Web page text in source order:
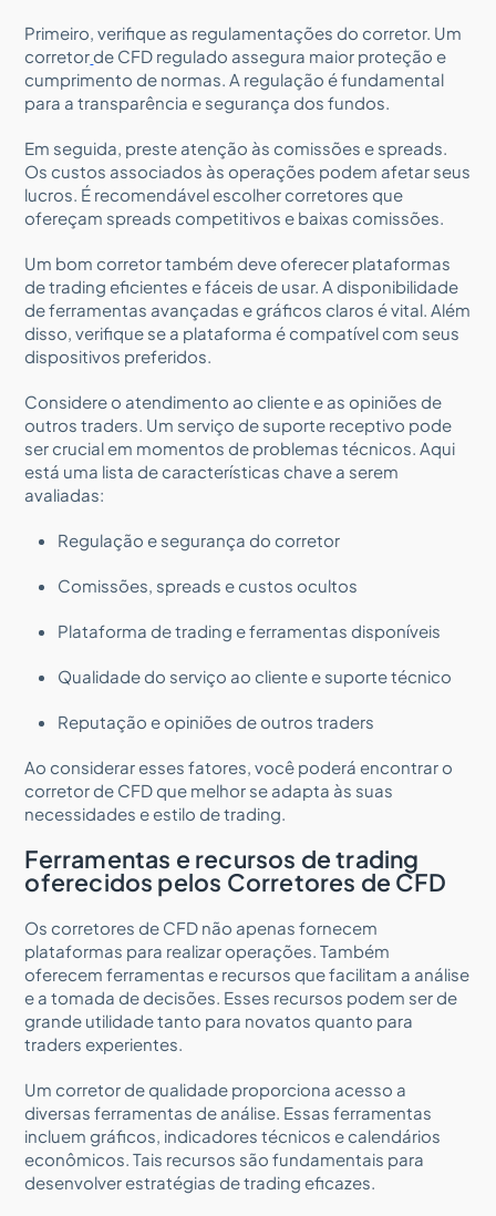
Primeiro, verifique as regulamentações do corretor. Um
corretor de CFD regulado assegura maior proteção e
cumprimento de normas. A regulação é fundamental
para a transparência e segurança dos fundos.
Em seguida, preste atenção às comissões e spreads.
Os custos associados às operações podem afetar seus
lucros. É recomendável escolher corretores que
ofereçam spreads competitivos e baixas comissões.
Um bom corretor também deve oferecer plataformas
de trading eficientes e fáceis de usar. A disponibilidade
de ferramentas avançadas e gráficos claros é vital. Além
disso, verifique se a plataforma é compatível com seus
dispositivos preferidos.
Considere o atendimento ao cliente e as opiniões de
outros traders. Um serviço de suporte receptivo pode
ser crucial em momentos de problemas técnicos. Aqui
está uma lista de características chave a serem
avaliadas:
Regulação e segurança do corretor
Comissões, spreads e custos ocultos
Plataforma de trading e ferramentas disponíveis
Qualidade do serviço ao cliente e suporte técnico
Reputação e opiniões de outros traders
Ao considerar esses fatores, você poderá encontrar o
corretor de CFD que melhor se adapta às suas
necessidades e estilo de trading.
Ferramentas e recursos de trading
oferecidos pelos Corretores de CFD
Os corretores de CFD não apenas fornecem
plataformas para realizar operações. Também
oferecem ferramentas e recursos que facilitam a análise
e a tomada de decisões. Esses recursos podem ser de
grande utilidade tanto para novatos quanto para
traders experientes.
Um corretor de qualidade proporciona acesso a
diversas ferramentas de análise. Essas ferramentas
incluem gráficos, indicadores técnicos e calendários
econômicos. Tais recursos são fundamentais para
desenvolver estratégias de trading eficazes.